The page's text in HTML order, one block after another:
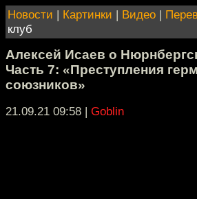
Новости | Картинки | Видео |
клуб
Алексей Исаев о
Часть 7: «Преступления
союзников»
21.09.21 09:58 | Goblin